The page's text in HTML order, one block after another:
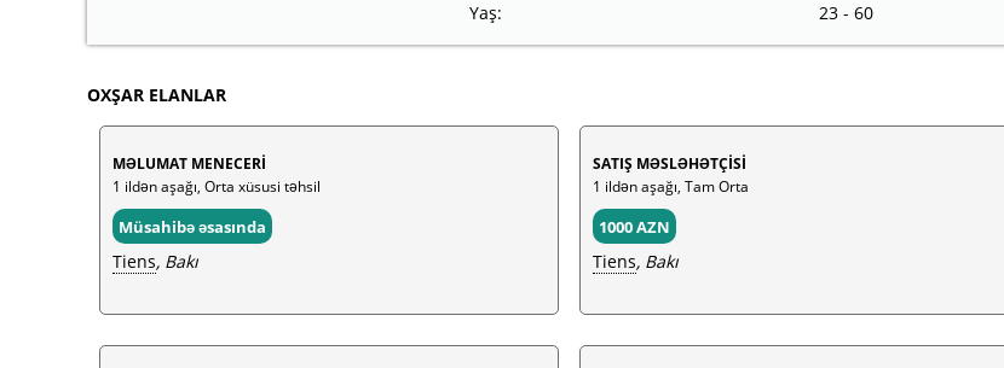
Yaş:
23 - 60
OXŞAR ELANLAR
MƏLUMAT MENECERİ
1 ildən aşağı, Orta xüsusi təhsil
Müsahibə əsasında
Tiens, Bakı
SATIŞ MƏSLƏHƏTÇİSİ
1 ildən aşağı, Tam Orta
1000 AZN
Tiens, Bakı